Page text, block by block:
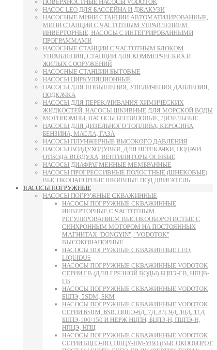
ПОВЕРХНОСТНЫЕ НАСОСЫ VODOTOK
НАСОС LEO ДЛЯ БАССЕЙНА И ДЖАКУЗИ
НАСОСНЫЕ МИНИ СТАНЦИИ АВТОМАТИЗИРОВАННЫЕ,
МИНИ СТАНЦИИ С ЧАСТОТНЫМ УПРАВЛЕНИЕМ,
ИНВЕРТОРНЫЕ, НАСОСЫ С ИНТЕГРИРОВАННЫМИ
ПРОГРАММАМИ
НАСОСНЫЕ СТАНЦИИ С ЧАСТОТНЫМ БЛОКОМ
УПРАВЛЕНИЯ, СТАНЦИИ ДЛЯ КОММЕРЧЕСКИХ И
ЖИЛЫХ СООРУЖЕНИЙ
НАСОСНЫЕ СТАНЦИИ БЫТОВЫЕ
НАСОСЫ ЦИРКУЛЯЦИОННЫЕ
НАСОСЫ ДЛЯ ПОВЫШЕНИЯ, УВЕЛИЧЕНИЯ ДАВЛЕНИЯ,
ПОДКАЧКА
НАСОСЫ ДЛЯ ПЕРЕКАЧИВАНИЯ ХИМИЧЕСКИХ
ЖИДКОСТЕЙ, НАСОСЫ ШКИВНЫЕ ДЛЯ МОРСКОЙ ВОДЫ
МОТОПОМПЫ, НАСОСЫ БЕНЗИНОВЫЕ, ДИЗЕЛЬНЫЕ
НАСОСЫ ДЛЯ ДИЗЕЛЬНОГО ТОПЛИВА, КЕРОСИНА,
БЕНЗИНА, МАСЛА, ГАЗА
НАСОСЫ ПЛУНЖЕРНЫЕ ВЫСОКОГО ДАВЛЕНИЯ
НАСОСЫ ВОЗДУХОДУВКИ, ДЛЯ ПЕРЕКАЧКИ, ПОДАЧИ
ОТВОДА ВОЗДУХА, ВЕНТИЛЯТОРЫ ОСЕВЫЕ
НАСОСЫ ДИАФРАГМЕННЫЕ МЕМБРАННЫЕ
НАСОСЫ ПРОГРЕССИВНЫЕ ПОЛОСТНЫЕ (ШНЕКОВЫЕ)
ВЫСОКОНАПОРНЫЕ ШКИВНЫЕ ПОД ДВИГАТЕЛЬ
НАСОСЫ ПОГРУЖНЫЕ
НАСОСЫ ПОГРУЖНЫЕ СКВАЖИННЫЕ
НАСОСЫ ПОГРУЖНЫЕ СКВАЖИННЫЕ
ИНВЕРТОРНЫЕ С ЧАСТОТНЫМ
РЕГУЛИРОВАНИЕМ ВЫСОКООБОРОТИСТЫЕ С
СИНХРОННЫМ МОТОРОМ НА ПОСТОЯННЫХ
МАГНИТАХ "DONGYIN", "VODOTOK"
ВЫСОКОНАПОРНЫЕ
НАСОСЫ ПОГРУЖНЫЕ СКВАЖИННЫЕ LEO,
LIQUIDUS
НАСОСЫ ПОГРУЖНЫЕ СКВАЖИННЫЕ VODOTOK
СЕРИИ ГВ (ДЛЯ ГРЯЗНОЙ ВОДЫ) БЦПЭ-ГВ, НПЦВ-
ГВ
НАСОСЫ ПОГРУЖНЫЕ СКВАЖИННЫЕ VODOTOK
БЦПЭ, 5SDM, SKM
НАСОСЫ ПОГРУЖНЫЕ СКВАЖИННЫЕ VODOTOK
СЕРИИ 6SRM, 6SR, НЦПЭ-6Д, 7Д, 8Д, 9Д, 10Д, 11Д
БЦПЭ-100/150 И НЕРЖ НЦПН, БЦПЭ-Н, ПЦПЭ-Н,
НПЦЭ, НПЦ
НАСОСЫ ПОГРУЖНЫЕ СКВАЖИННЫЕ VODOTOK
СЕРИИ БЦПЭ-ВО, НПЦУ-ПМ-УВО (ВЫСОКООБОРОТ